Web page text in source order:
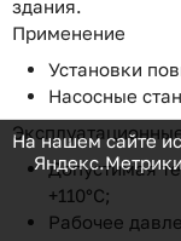
здания.
Применение
Установки
Насосные
Допустимая
+110°C;
Рабочее
На нашем сайте